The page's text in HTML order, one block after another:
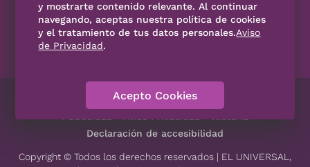
SÍGUENOS
Contáctanos Código de Ética
Declaración de accesibilidad
Copyright © Todos los derechos reservados | EL UNIVERSAL,
y mostrarte contenido relevante. Al continuar
navegando, aceptas nuestra política de cookies
y el tratamiento de tus datos personales.Aviso
de Privacidad.
Acepto Cookies